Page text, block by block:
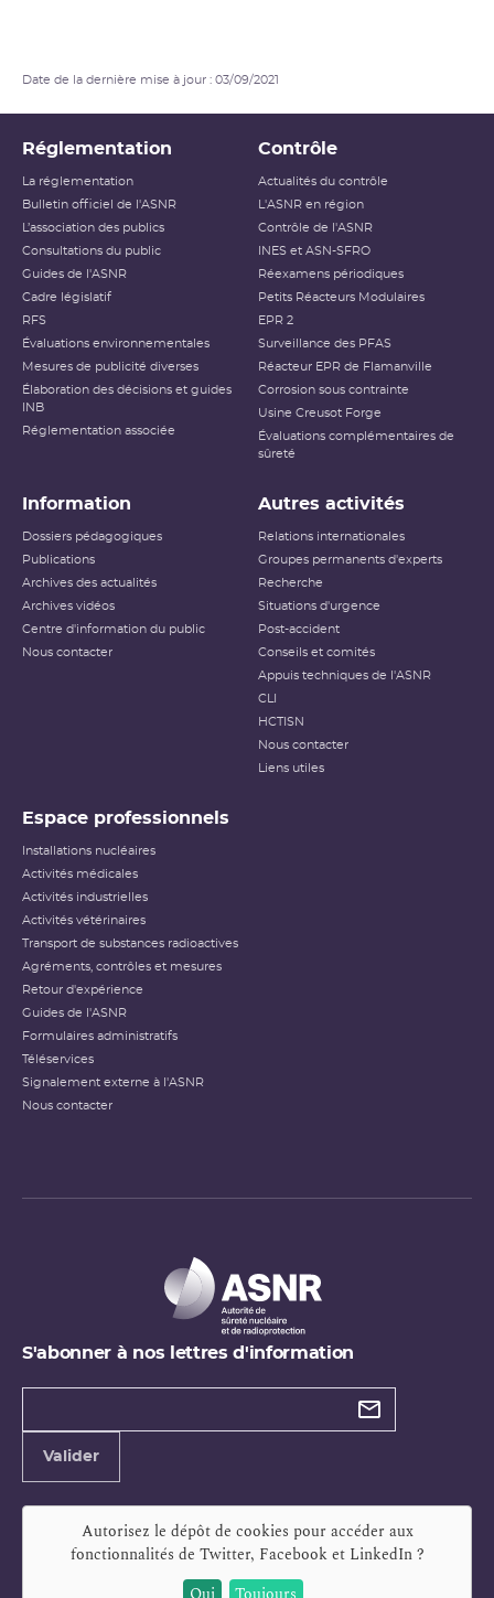
Date de la dernière mise à jour : 03/09/2021
Réglementation
La réglementation
Bulletin officiel de l'ASNR
L’association des publics
Consultations du public
Guides de l'ASNR
Cadre législatif
RFS
Évaluations environnementales
Mesures de publicité diverses
Élaboration des décisions et guides
INB
Réglementation associée
Contrôle
Actualités du contrôle
L'ASNR en région
Contrôle de l'ASNR
INES et ASN-SFRO
Réexamens périodiques
Petits Réacteurs Modulaires
EPR 2
Surveillance des PFAS
Réacteur EPR de Flamanville
Corrosion sous contrainte
Usine Creusot Forge
Évaluations complémentaires de
sûreté
Information
Dossiers pédagogiques
Publications
Archives des actualités
Archives vidéos
Centre d'information du public
Nous contacter
Autres activités
Relations internationales
Groupes permanents d'experts
Recherche
Situations d'urgence
Post-accident
Conseils et comités
Appuis techniques de l'ASNR
CLI
HCTISN
Nous contacter
Liens utiles
Espace professionnels
Installations nucléaires
Activités médicales
Activités industrielles
Activités vétérinaires
Transport de substances radioactives
Agréments, contrôles et mesures
Retour d'expérience
Guides de l'ASNR
Formulaires administratifs
Téléservices
Signalement externe à l'ASNR
Nous contacter
S'abonner à nos lettres d'information
Types de
Valider
Autorisez le dépôt de cookies pour accéder aux
fonctionnalités de Twitter, Facebook et LinkedIn?